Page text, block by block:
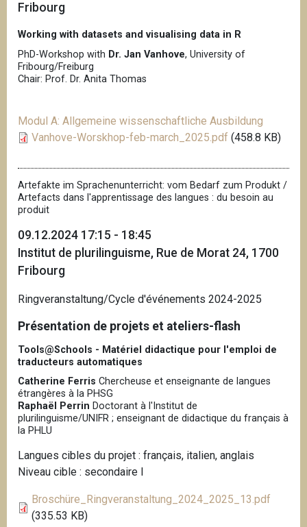
Fribourg
Working with datasets and visualising data in R
PhD-Workshop with Dr. Jan Vanhove, University of
Fribourg/Freiburg
Chair: Prof. Dr. Anita Thomas
Modul A: Allgemeine wissenschaftliche Ausbildung
Vanhove-Worskhop-feb-march_2025.pdf (458.8 KB)
Artefakte im Sprachenunterricht: vom Bedarf zum Produkt /
Artefacts dans l'apprentissage des langues : du besoin au
produit
09.12.2024 17:15 - 18:45
Institut de plurilinguisme, Rue de Morat 24, 1700
Fribourg
Ringveranstaltung/Cycle d'événements 2024-2025
Présentation de projets et ateliers-flash
Tools@Schools - Matériel didactique pour l'emploi de
traducteurs automatiques
Catherine Ferris Chercheuse et enseignante de langues
étrangères à la PHSG
Raphaël Perrin Doctorant à l'Institut de
plurilinguisme/UNIFR ; enseignant de didactique du français à
la PHLU
Langues cibles du projet : français, italien, anglais
Niveau cible : secondaire I
Broschüre_Ringveranstaltung_2024_2025_13.pdf
(335.53 KB)